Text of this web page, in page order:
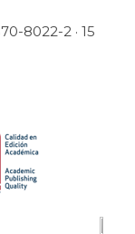
8022-2 · 15